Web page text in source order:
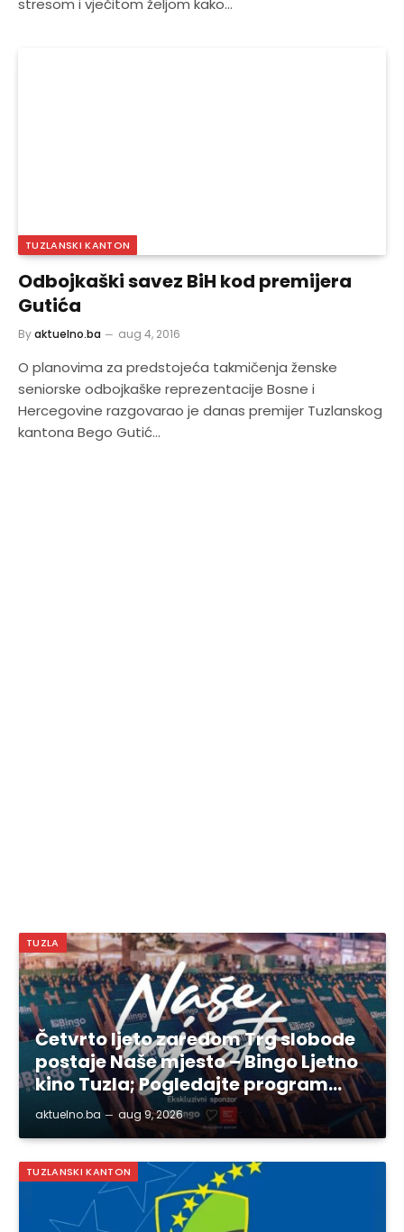
stresom i vječitom željom kako…
TUZLANSKI KANTON
Odbojkaški savez BiH kod premijera
Gutića
Byaktuelno.ba aug 4, 2016
O planovima za predstojeća takmičenja ženske
seniorske odbojkaške reprezentacije Bosne i
Hercegovine razgovarao je danas premijer Tuzlanskog
kantona Bego Gutić…
TUZLA
Četvrto ljeto zaredom Trg slobode
postaje Naše mjesto – Bingo Ljetno
kino Tuzla; Pogledajte program…
aktuelno.ba aug 9, 2026
TUZLANSKI KANTON